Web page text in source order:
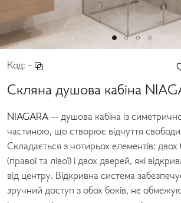
Код: -
Скляна душова кабіна
NIAGARA — душова кабіна із
частиною, що створює відчуття свободи
Складається з чотирьох елементів: двох
(правої та лівої) і двох дверей, які
від центру. Відкривна система
зручний доступ з обох боків, не